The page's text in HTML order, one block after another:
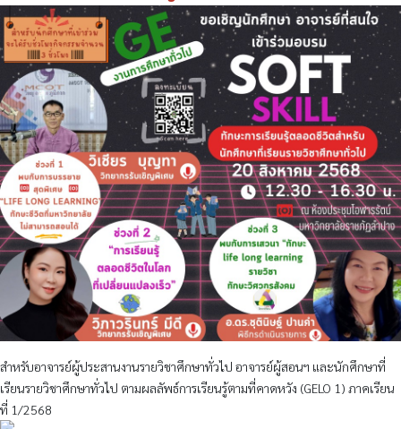
สำหรับอาจารย์ผู้ประสานงานรายวิชาศึกษาทั่วไป อาจารย์ผู้สอนฯ และนักศึกษาที่
เรียนรายวิชาศึกษาทั่วไป ตามผลลัพธ์การเรียนรู้ตามที่คาดหวัง (GELO 1) ภาคเรียน
ที่ 1/2568